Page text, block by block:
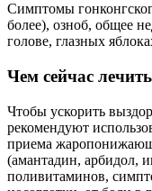
Симптомы
более), озноб, общее
голове, глазных
Чем сейчас
Чтобы ускорить
рекомендуют
приема
(амантадин, арбидол,
поливитаминов,